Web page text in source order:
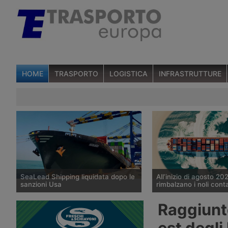
HOME TRASPORTO LOGISTICA INFRASTRUTTURE
SeaLead Shipping liquidata dopo le
sanzioni Usa
La compagnia container di Singapore
SeaLead Shipping ha presentato
richiesta di liquidazione volontaria
All’inizio di agosto
rimbalzano i noli
di container diffusi il
da Drewry mostrano un